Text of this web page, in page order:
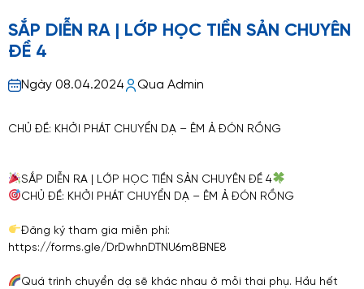
SẮP DIỄN RA | LỚP HỌC TIỀN SẢN CHUYÊN
ĐỀ 4
Ngày 08.04.2024 Qua Admin
CHỦ ĐỀ: KHỞI PHÁT CHUYỂN DẠ – ÊM Ả ĐÓN RỒNG
SẮP DIỄN RA | LỚP HỌC TIỀN SẢN CHUYÊN ĐỀ 4
CHỦ ĐỀ: KHỞI PHÁT CHUYỂN DẠ – ÊM Ả ĐÓN RỒNG
Đăng ký tham gia miễn phí:
https://forms.gle/DrDwhnDTNU6m8BNE8
Quá trình chuyển dạ sẽ khác nhau ở mỗi thai phụ. Hầu hết